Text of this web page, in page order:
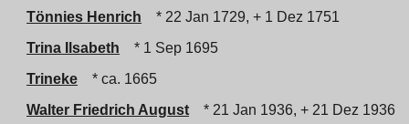
Tönnies Henrich
* 22 Jan 1729, + 1 Dez 1751
Trina Ilsabeth
* 1 Sep 1695
Trineke
* ca. 1665
Walter Friedrich August
* 21 Jan 1936, + 21 Dez 1936